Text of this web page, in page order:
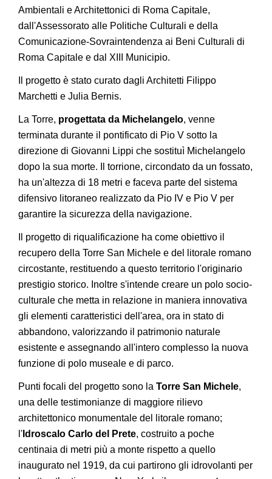
Ambientali e Architettonici di Roma Capitale,
dall'Assessorato alle Politiche Culturali e della
Comunicazione-Sovraintendenza ai Beni Culturali di
Roma Capitale e dal XIII Municipio.
Il progetto è stato curato dagli Architetti Filippo
Marchetti e Julia Bernis.
La Torre, progettata da Michelangelo, venne
terminata durante il pontificato di Pio V sotto la
direzione di Giovanni Lippi che sostituì Michelangelo
dopo la sua morte. Il torrione, circondato da un fossato,
ha un'altezza di 18 metri e faceva parte del sistema
difensivo litoraneo realizzato da Pio IV e Pio V per
garantire la sicurezza della navigazione.
Il progetto di riqualificazione ha come obiettivo il
recupero della Torre San Michele e del litorale romano
circostante, restituendo a questo territorio l'originario
prestigio storico. Inoltre s'intende creare un polo socio-
culturale che metta in relazione in maniera innovativa
gli elementi caratteristici dell'area, ora in stato di
abbandono, valorizzando il patrimonio naturale
esistente e assegnando all'intero complesso la nuova
funzione di polo museale e di parco.
Punti focali del progetto sono la Torre San Michele,
una delle testimonianze di maggiore rilievo
architettonico monumentale del litorale romano;
l' Idroscalo Carlo del Prete, costruito a poche
centinaia di metri più a monte rispetto a quello
inaugurato nel 1919, da cui partirono gli idrovolanti per